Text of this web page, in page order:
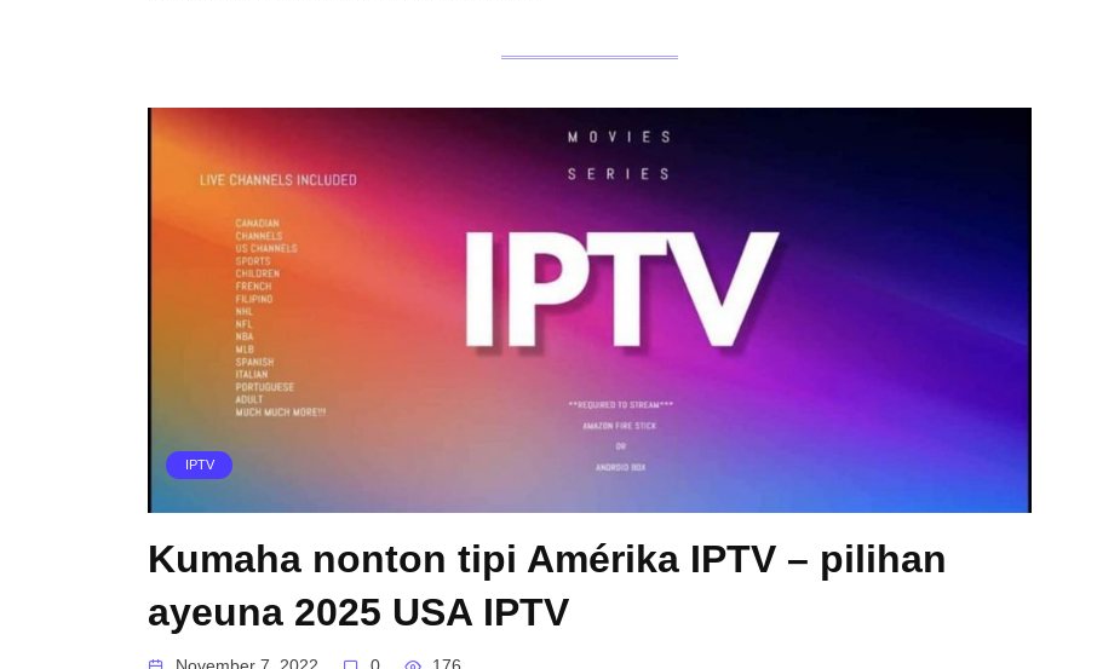
IPTV
Kumaha nonton tipi Amérika IPTV – pilihan
ayeuna 2025 USA IPTV